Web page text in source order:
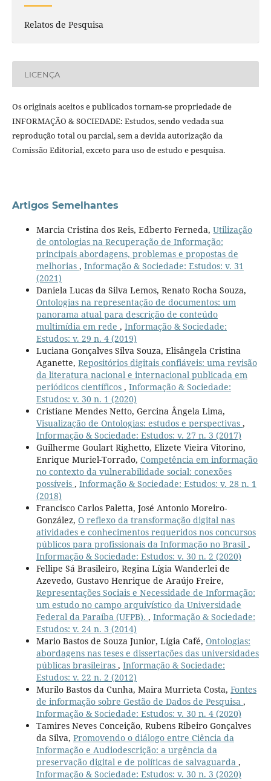
Relatos de Pesquisa
LICENÇA
Os originais aceitos e publicados tornam-se propriedade de
INFORMAÇÃO & SOCIEDADE: Estudos, sendo vedada sua
reprodução total ou parcial, sem a devida autorização da
Comissão Editorial, exceto para uso de estudo e pesquisa.
Artigos Semelhantes
Marcia Cristina dos Reis, Edberto Ferneda, Utilização
de ontologias na Recuperação de Informação:
principais abordagens, problemas e propostas de
melhorias , Informação & Sociedade: Estudos: v. 31
(2021)
Daniela Lucas da Silva Lemos, Renato Rocha Souza,
Ontologias na representação de documentos: um
panorama atual para descrição de conteúdo
multimídia em rede , Informação & Sociedade:
Estudos: v. 29 n. 4 (2019)
Luciana Gonçalves Silva Souza, Elisângela Cristina
Aganette, Repositórios digitais confiáveis: uma revisão
da literatura nacional e internacional publicada em
periódicos científicos , Informação & Sociedade:
Estudos: v. 30 n. 1 (2020)
Cristiane Mendes Netto, Gercina Ângela Lima,
Visualização de Ontologias: estudos e perspectivas ,
Informação & Sociedade: Estudos: v. 27 n. 3 (2017)
Guilherme Goulart Righetto, Elizete Vieira Vitorino,
Enrique Muriel-Torrado, Competência em informação
no contexto da vulnerabilidade social: conexões
possíveis , Informação & Sociedade: Estudos: v. 28 n. 1
(2018)
Francisco Carlos Paletta, José Antonio Moreiro-
González, O reflexo da transformação digital nas
atividades e conhecimentos requeridos nos concursos
públicos para profissionais da Informação no Brasil ,
Informação & Sociedade: Estudos: v. 30 n. 2 (2020)
Fellipe Sá Brasileiro, Regina Lígia Wanderlei de
Azevedo, Gustavo Henrique de Araújo Freire,
Representações Sociais e Necessidade de Informação:
um estudo no campo arquivístico da Universidade
Federal da Paraíba (UFPB). , Informação & Sociedade:
Estudos: v. 24 n. 3 (2014)
Mario Bastos de Souza Junior, Lígia Café, Ontologias:
abordagens nas teses e dissertações das universidades
públicas brasileiras , Informação & Sociedade:
Estudos: v. 22 n. 2 (2012)
Murilo Bastos da Cunha, Maira Murrieta Costa, Fontes
de informação sobre Gestão de Dados de Pesquisa ,
Informação & Sociedade: Estudos: v. 30 n. 4 (2020)
Tamires Neves Conceição, Rubens Ribeiro Gonçalves
da Silva, Promovendo o diálogo entre Ciência da
Informação e Audiodescrição: a urgência da
preservação digital e de políticas de salvaguarda ,
Informação & Sociedade: Estudos: v. 30 n. 3 (2020)